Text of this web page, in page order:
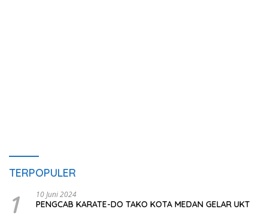
TERPOPULER
1 10 Juni 2024
PENGCAB KARATE-DO TAKO KOTA MEDAN GELAR UKT